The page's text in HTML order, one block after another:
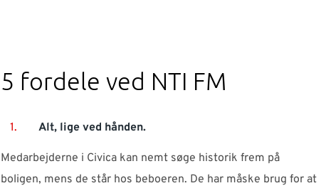
5 fordele ved NTI FM
1. Alt, lige ved hånden.
Medarbejderne i Civica kan nemt søge historik frem på
boligen, mens de står hos beboeren. De har måske brug for at